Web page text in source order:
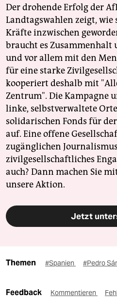
Der drohende Erfolg der
Landtagswahlen zeigt,
Kräfte inzwischen
braucht es Zusammenhalt
und vor allem mit den
für eine starke
kooperiert deshalb mit
Zentrum". Die Kampagne
linke, selbstverwaltete
solidarischen Fonds für
auf. Eine offene
zugänglichen
zivilgesellschaftliches
auch? Dann machen Sie
unsere Aktion.
Jetzt
Themen #Spanien #Pedro
Feedback Kommentieren